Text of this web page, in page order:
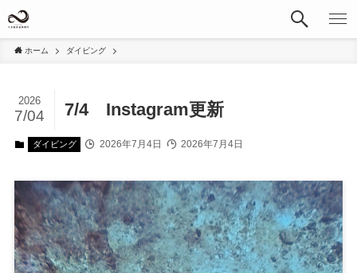
ホーム ダイビング
7/4 Instagram更新
2026
7/04
ダイビング 2026年7月4日 2026年7月4日